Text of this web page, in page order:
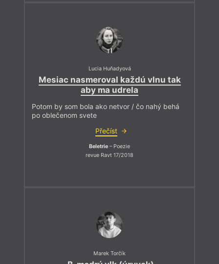
Lucia Huňadyová
Mesiac nasmeroval každú vlnu tak
aby ma udrela
Potom by som bola ako netvor / čo nahý behá
po oblečenom svete
Přečíst
Beletrie – Poezie
revue Ravt 17/2018
Marek Torčík